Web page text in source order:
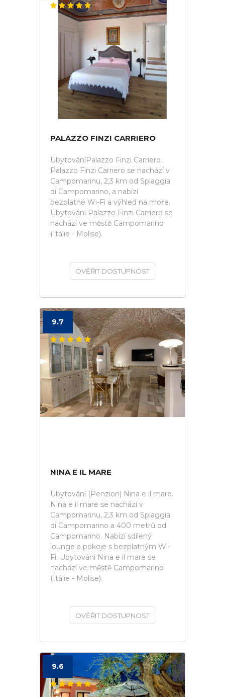
PALAZZO FINZI CARRIERO
UbytováníPalazzo Finzi Carriero.
Palazzo Finzi Carriero se nachází v
Campomarinu, 2,3 km od Spiaggia
di Campomarino, a nabízí
bezplatné Wi-Fi a výhled na moře.
Ubytování Palazzo Finzi Carriero se
nachází ve městě Campomarino
(Itálie - Molise).
OVĚŘIT DOSTUPNOST
9.7
NINA E IL MARE
Ubytování (Penzion) Nina e il mare.
Nina e il mare se nachází v
Campomarinu, 2,3 km od Spiaggia
di Campomarino a 400 metrů od
Campomarino. Nabízí sdílený
lounge a pokoje s bezplatným Wi-
Fi. Ubytování Nina e il mare se
nachází ve městě Campomarino
(Itálie - Molise).
OVĚŘIT DOSTUPNOST
9.6